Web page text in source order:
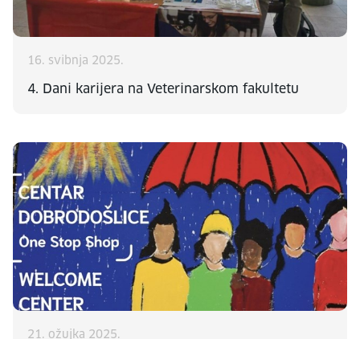
16. svibnja 2025.
4. Dani karijera na Veterinarskom fakultetu
21. ožujka 2025.